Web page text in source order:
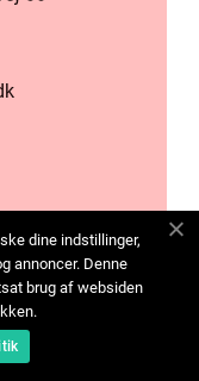
dine indstillinger,
annoncer. Denne
brug af websiden